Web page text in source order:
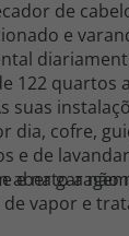
de
e
122
suas
dia, cofre,
e de
e na
a
vapor e